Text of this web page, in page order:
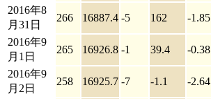
2016年8
月31日
266 16887.4 -5 162 -1.85
2016年9
月1日
265 16926.8 -1 39.4 -0.38
2016年9
月2日
258 16925.7 -7 -1.1 -2.64